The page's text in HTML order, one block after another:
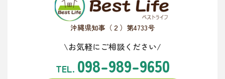
沖縄県知事（２）第4733号
\お気軽にご相談ください/
TEL. 098-989-9650